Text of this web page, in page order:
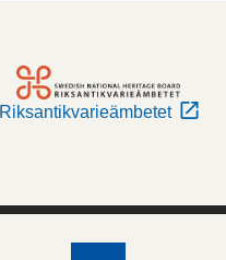
Riksantikvarieämbetet